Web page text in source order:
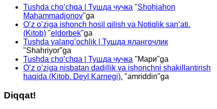
Tushda cho’chqa | Тушда чучка "Shohjahon
Mahammadjonov"ga
O’z o’ziga ishonch hosil qilish va Notiqlik san’ati.
(Kitob) "eldorbek"ga
Tushda yalang’ochlik | Тушда ялангочлик
"Shahriyor"ga
Tushda cho’chqa | Тушда чучка "Мари"ga
O’z o’ziga nisbatan dadillik va ishonchni shakillantirish
haqida (Kitob. Deyl Karnegi). "amriddin"ga
Diqqat!